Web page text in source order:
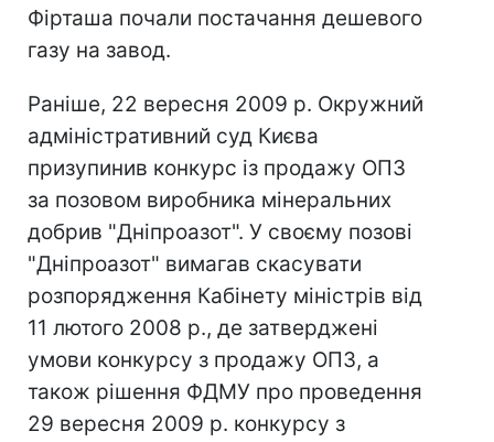
Фірташа почали постачання дешевого
газу на завод.
Раніше, 22 вересня 2009 р. Окружний
адміністративний суд Києва
призупинив конкурс із продажу ОПЗ
за позовом виробника мінеральних
добрив "Дніпроазот". У своєму позові
"Дніпроазот" вимагав скасувати
розпорядження Кабінету міністрів від
11 лютого 2008 р., де затверджені
умови конкурсу з продажу ОПЗ, а
також рішення ФДМУ про проведення
29 вересня 2009 р. конкурсу з